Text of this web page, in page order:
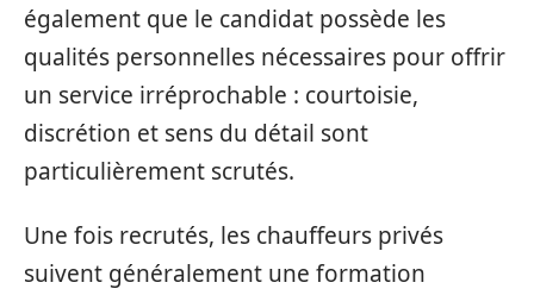
également que le candidat possède les
qualités personnelles nécessaires pour offrir
un service irréprochable : courtoisie,
discrétion et sens du détail sont
particulièrement scrutés.
Une fois recrutés, les chauffeurs privés
suivent généralement une formation